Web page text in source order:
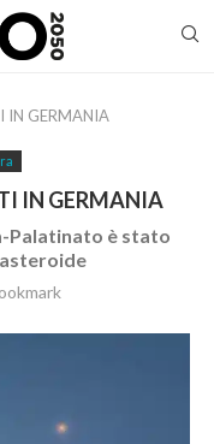
IN GERMANIA
IN GERMANIA
Palatinato è stato